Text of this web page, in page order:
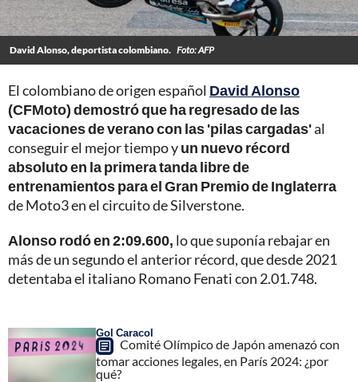
David Alonso, deportista colombiano. Foto: AFP
El colombiano de origen español David Alonso
(CFMoto) demostró que ha regresado de las
vacaciones de verano con las 'pilas cargadas'al
conseguir el mejor tiempo yun nuevo récord
absoluto en la primera tanda libre de
entrenamientos para el Gran Premio de Inglaterra
de Moto3 en el circuito de Silverstone.
Alonso rodó en 2:09.600, lo que suponía rebajar en
más de un segundo el anterior récord, que desde 2021
detentaba el italiano Romano Fenati con 2.01.748.
Gol Caracol
Comité Olímpico de Japón amenazó con
tomar acciones legales, en París 2024: ¿por
qué?